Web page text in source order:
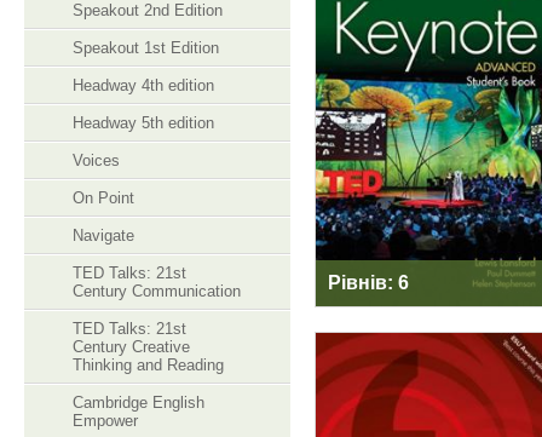
Speakout 2nd Edition
Speakout 1st Edition
Headway 4th edition
Headway 5th edition
Voices
On Point
Navigate
TED Talks: 21st
Century Communication
TED Talks: 21st
Century Creative
Thinking and Reading
Cambridge English
Empower
Рівнів: 6
KEYNOTE
SPEAKOUT 1ST